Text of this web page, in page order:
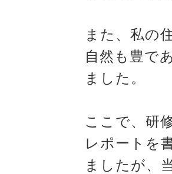
また、私の
自然も豊で
ました。
ここで、研
レポートを
ましたが、